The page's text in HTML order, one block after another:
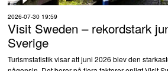
2026-07-30 19:59
Visit Sweden – rekordstark
Sverige
Turismstatistik visar att juni 2026 blev den